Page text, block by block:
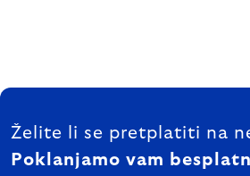
FOOTER
Želite li se pretplatiti na
Poklanjamo vam